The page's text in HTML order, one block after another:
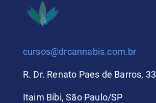
cursos@drcannabis.com.br
R. Dr. Renato Paes de Barros, 33
Itaim Bibi, São Paulo/SP